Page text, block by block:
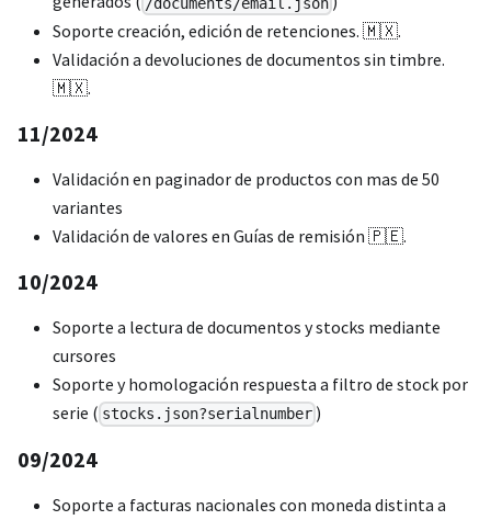
Soporte creación, edición de retenciones. 🇲🇽.
Validación a devoluciones de documentos sin timbre.
🇲🇽.
11/2024
Validación en paginador de productos con mas de 50
variantes
Validación de valores en Guías de remisión 🇵🇪.
10/2024
Soporte a lectura de documentos y stocks mediante
cursores
Soporte y homologación respuesta a filtro de stock por
serie ( stocks.json?serialnumber )
09/2024
Soporte a facturas nacionales con moneda distinta a